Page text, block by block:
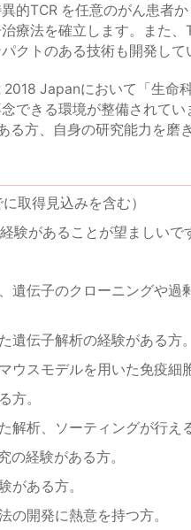
的TCR を任意のがん患者
療法を確立します。また、
クトのある技術も開発して
Japanにおいて「生命
できる環境が整備されて
る方、自身の研究能力を磨
取得見込みを含む）
験があることが望ましい
遺伝子のクローニングや過
遺伝子解析の経験がある方。
ウスモデルを用いた免疫細
方。
解析、ソーティングが行え
の経験がある方。
がある方。
の開発に熱意を持つ方。